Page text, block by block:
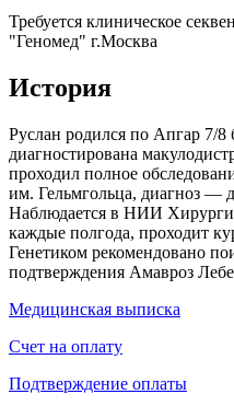
Требуется клиническое
"Геномед" г.Москва
История
Руслан родился по Апгар 7/8
диагностирована
проходил полное
им. Гельмгольца, диагноз —
Наблюдается в НИИ
каждые полгода, проходит
Генетиком рекомендовано
подтверждения Амавроз
Медицинская выписка
Счет на оплату
Подтверждение оплаты